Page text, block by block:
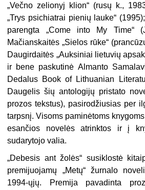
„Večno zelionyj klion“ (rusų k.,
„Trys psichiatrai pienių lauke“
parengta „Come into My Time“
Mačianskaitės „Sielos rūke“
Daugirdaitės „Auksiniai lietuvių
ir bene paskutinė Almanto
Dedalus Book of Lithuanian
Daugelis šių antologijų pristato
prozos tekstus), pasirodžiusias per
tarpsnį. Visoms paminėtoms
esančios novelės atrinktos ir į
sudarytojo valia.
„Debesis ant žolės“ susiklostė
premijuojamų „Metų“ žurnalo
1994-ųjų. Premija pavadinta